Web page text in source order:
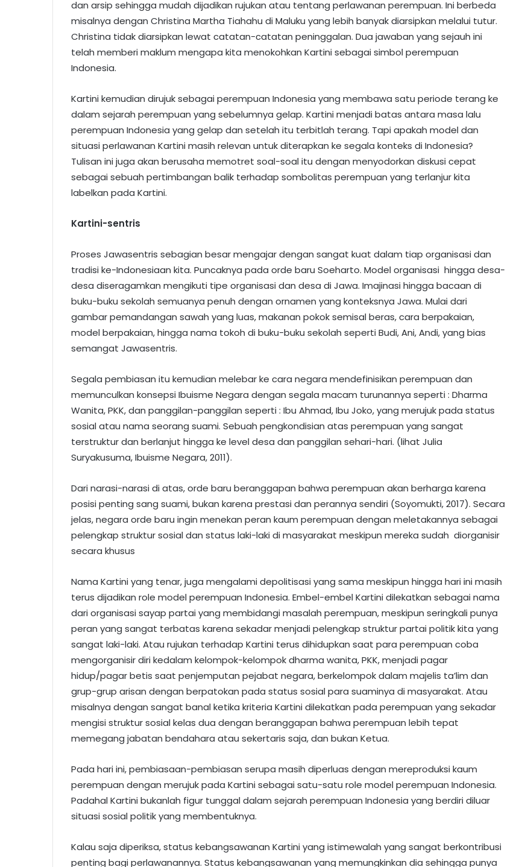
dan arsip sehingga mudah dijadikan rujukan atau tentang perlawanan perempuan. Ini berbeda
misalnya dengan Christina Martha Tiahahu di Maluku yang lebih banyak diarsipkan melalui tutur.
Christina tidak diarsipkan lewat catatan-catatan peninggalan. Dua jawaban yang sejauh ini
telah memberi maklum mengapa kita menokohkan Kartini sebagai simbol perempuan
Indonesia.
Kartini kemudian dirujuk sebagai perempuan Indonesia yang membawa satu periode terang ke
dalam sejarah perempuan yang sebelumnya gelap. Kartini menjadi batas antara masa lalu
perempuan Indonesia yang gelap dan setelah itu terbitlah terang. Tapi apakah model dan
situasi perlawanan Kartini masih relevan untuk diterapkan ke segala konteks di Indonesia?
Tulisan ini juga akan berusaha memotret soal-soal itu dengan menyodorkan diskusi cepat
sebagai sebuah pertimbangan balik terhadap sombolitas perempuan yang terlanjur kita
labelkan pada Kartini.
Kartini-sentris
Proses Jawasentris sebagian besar mengajar dengan sangat kuat dalam tiap organisasi dan
tradisi ke-Indonesiaan kita. Puncaknya pada orde baru Soeharto. Model organisasi hingga desa-
desa diseragamkan mengikuti tipe organisasi dan desa di Jawa. Imajinasi hingga bacaan di
buku-buku sekolah semuanya penuh dengan ornamen yang konteksnya Jawa. Mulai dari
gambar pemandangan sawah yang luas, makanan pokok semisal beras, cara berpakaian,
model berpakaian, hingga nama tokoh di buku-buku sekolah seperti Budi, Ani, Andi, yang bias
semangat Jawasentris.
Segala pembiasan itu kemudian melebar ke cara negara mendefinisikan perempuan dan
memunculkan konsepsi Ibuisme Negara dengan segala macam turunannya seperti : Dharma
Wanita, PKK, dan panggilan-panggilan seperti : Ibu Ahmad, Ibu Joko, yang merujuk pada status
sosial atau nama seorang suami. Sebuah pengkondisian atas perempuan yang sangat
terstruktur dan berlanjut hingga ke level desa dan panggilan sehari-hari. (lihat Julia
Suryakusuma, Ibuisme Negara, 2011).
Dari narasi-narasi di atas, orde baru beranggapan bahwa perempuan akan berharga karena
posisi penting sang suami, bukan karena prestasi dan perannya sendiri (Soyomukti, 2017). Secara
jelas, negara orde baru ingin menekan peran kaum perempuan dengan meletakannya sebagai
pelengkap struktur sosial dan status laki-laki di masyarakat meskipun mereka sudah diorganisir
secara khusus
Nama Kartini yang tenar, juga mengalami depolitisasi yang sama meskipun hingga hari ini masih
terus dijadikan role model perempuan Indonesia. Embel-embel Kartini dilekatkan sebagai nama
dari organisasi sayap partai yang membidangi masalah perempuan, meskipun seringkali punya
peran yang sangat terbatas karena sekadar menjadi pelengkap struktur partai politik kita yang
sangat laki-laki. Atau rujukan terhadap Kartini terus dihidupkan saat para perempuan coba
mengorganisir diri kedalam kelompok-kelompok dharma wanita, PKK, menjadi pagar
hidup/pagar betis saat penjemputan pejabat negara, berkelompok dalam majelis ta’lim dan
grup-grup arisan dengan berpatokan pada status sosial para suaminya di masyarakat. Atau
misalnya dengan sangat banal ketika kriteria Kartini dilekatkan pada perempuan yang sekadar
mengisi struktur sosial kelas dua dengan beranggapan bahwa perempuan lebih tepat
memegang jabatan bendahara atau sekertaris saja, dan bukan Ketua.
Pada hari ini, pembiasaan-pembiasan serupa masih diperluas dengan mereproduksi kaum
perempuan dengan merujuk pada Kartini sebagai satu-satu role model perempuan Indonesia.
Padahal Kartini bukanlah figur tunggal dalam sejarah perempuan Indonesia yang berdiri diluar
situasi sosial politik yang membentuknya.
Kalau saja diperiksa, status kebangsawanan Kartini yang istimewalah yang sangat berkontribusi
penting bagi perlawanannya. Status kebangsawanan yang memungkinkan dia sehingga punya